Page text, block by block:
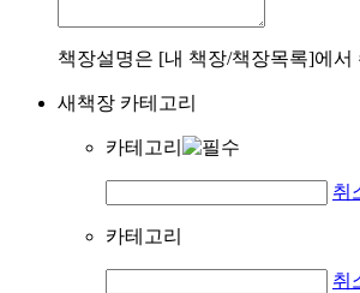
책장설명은 [내 책장/책장목록]에서
새책장 카테고리
카테고리
취
카테고리
취